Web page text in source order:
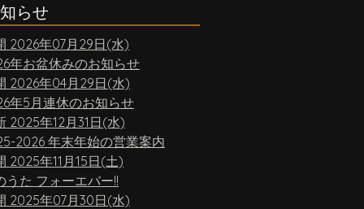
らせ
2026年07月29日(水)
年お盆休みのお知らせ
2026年04月29日(水)
年5月連休のお知らせ
2025年12月31日(水)
2026 年末年始の営業案内
2025年11月15日(土)
うた フォーエバー!!
2025年07月30日(水)